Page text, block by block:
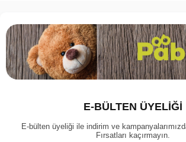
E-BÜLTEN ÜYELİĞİ
E-bülten üyeliği ile indirim ve
Fırsatları kaçırmayın.